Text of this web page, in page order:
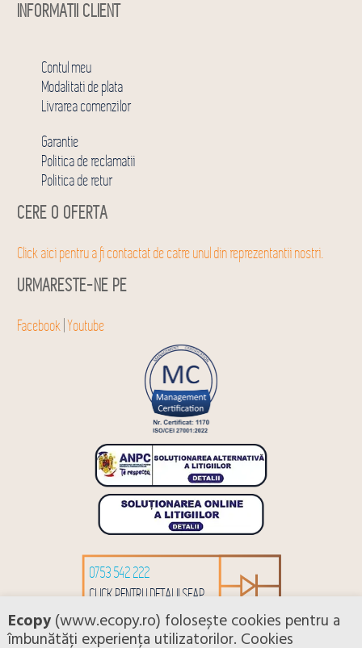
INFORMATII CLIENT
Contul meu
Modalitati de plata
Livrarea comenzilor
Garantie
Politica de reclamatii
Politica de retur
CERE O OFERTA
Click aici pentru a fi contactat de catre unul din reprezentantii nostri.
URMARESTE-NE PE
Facebook |Youtube
0753 542 222
CLICK PENTRU DETALII SEAP
Ecopy (www.ecopy.ro) folosește cookies pentru a
îmbunătăți experiența utilizatorilor. Cookies